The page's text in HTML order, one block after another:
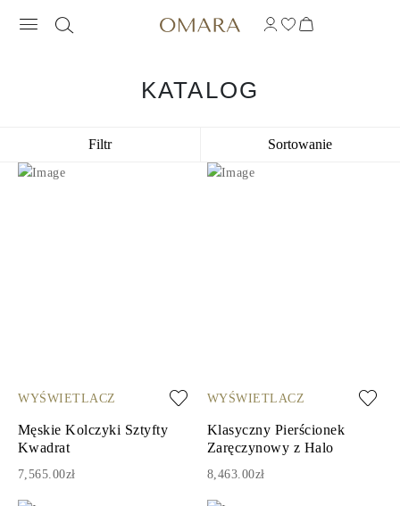
KATALOG
Filtr Sortowanie
WYŚWIETLACZ
Męskie Kolczyki Sztyfty
Kwadrat
7,565.00zł
WYŚWIETLACZ
Klasyczny Pierścionek
Zaręczynowy z Halo
8,463.00zł